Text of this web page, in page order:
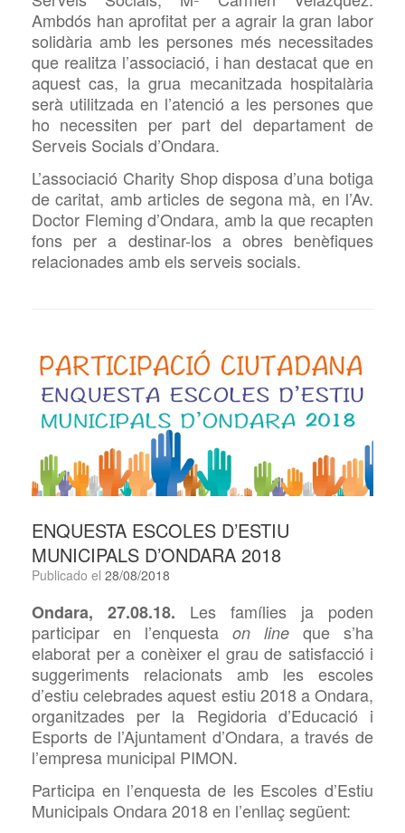
Ambdós han aprofitat per a agrair la gran labor
solidària amb les persones més necessitades
que realitza l’associació, i han destacat que en
aquest cas, la grua mecanitzada hospitalària
serà utilitzada en l’atenció a les persones que
ho necessiten per part del departament de
Serveis Socials d’Ondara.
L’associació Charity Shop disposa d’una botiga
de caritat, amb articles de segona mà, en l’Av.
Doctor Fleming d’Ondara, amb la que recapten
fons per a destinar-los a obres benèfiques
relacionades amb els serveis socials.
ENQUESTA ESCOLES D’ESTIU
MUNICIPALS D’ONDARA 2018
Publicado el 28/08/2018
Ondara, 27.08.18. Les famílies ja poden
participar en l’enquesta on line que s’ha
elaborat per a conèixer el grau de satisfacció i
suggeriments relacionats amb les escoles
d’estiu celebrades aquest estiu 2018 a Ondara,
organitzades per la Regidoria d’Educació i
Esports de l’Ajuntament d’Ondara, a través de
l’empresa municipal PIMON.
Participa en l’enquesta de les Escoles d’Estiu
Municipals Ondara 2018 en l’enllaç següent: